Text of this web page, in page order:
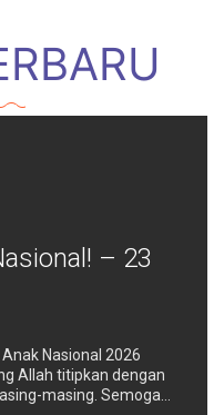
– 23
Nasional 2026
Allah titipkan dengan
masing. Semoga…